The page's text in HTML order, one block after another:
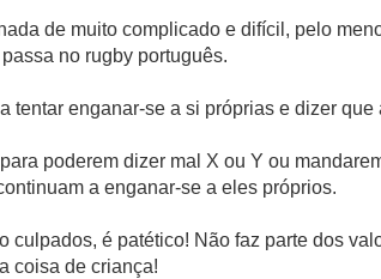
de muito complicado e difícil, pelo
no rugby português.
tentar enganar-se a si próprias e dizer que
poderem dizer mal X ou Y ou
a enganar-se a eles próprios.
culpados, é patético! Não faz parte dos
coisa de criança!